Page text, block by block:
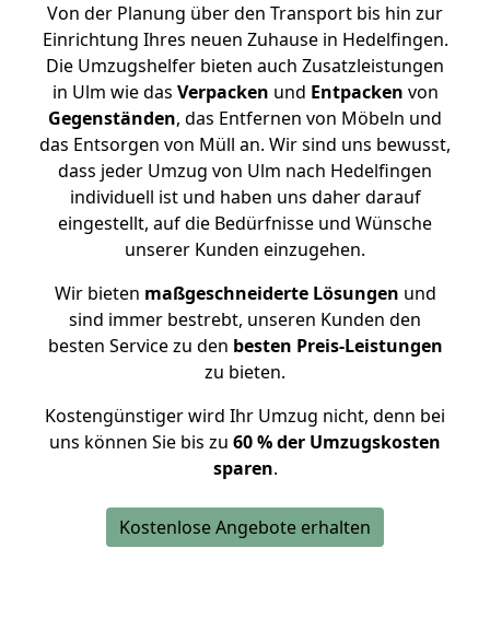
Von der Planung über den Transport bis hin zur
Einrichtung Ihres neuen Zuhause in Hedelfingen.
Die Umzugshelfer bieten auch Zusatzleistungen
in Ulm wie das Verpacken und Entpacken von
Gegenständen, das Entfernen von Möbeln und
das Entsorgen von Müll an. Wir sind uns bewusst,
dass jeder Umzug von Ulm nach Hedelfingen
individuell ist und haben uns daher darauf
eingestellt, auf die Bedürfnisse und Wünsche
unserer Kunden einzugehen.
Wir bieten maßgeschneiderte Lösungen und
sind immer bestrebt, unseren Kunden den
besten Service zu den besten Preis-Leistungen
zu bieten.
Kostengünstiger wird Ihr Umzug nicht, denn bei
uns können Sie bis zu 60 % der Umzugskosten
sparen.
Kostenlose Angebote erhalten